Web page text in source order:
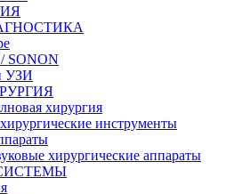
SONON
УЗИ
хирургия
инструменты
хирургические аппараты